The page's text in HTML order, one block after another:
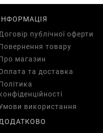
публічної оферти
товару
магазин
та доставка
використання